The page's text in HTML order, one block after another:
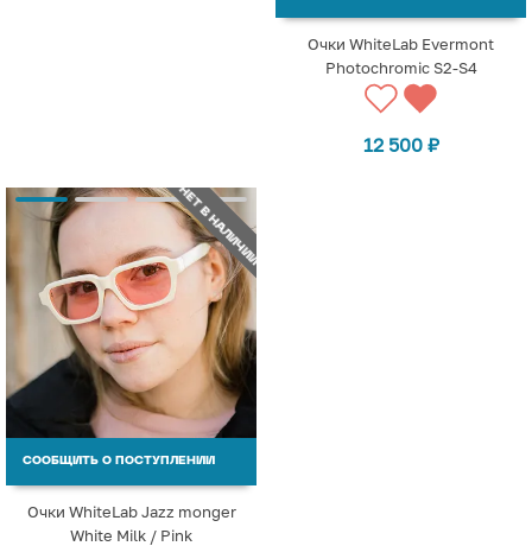
Очки WhiteLab Evermont
Photochromic S2-S4
12 500 ₽
НЕТ В НАЛИЧИИ
СООБЩИТЬ О ПОСТУПЛЕНИИ
Очки WhiteLab Jazz monger
White Milk / Pink